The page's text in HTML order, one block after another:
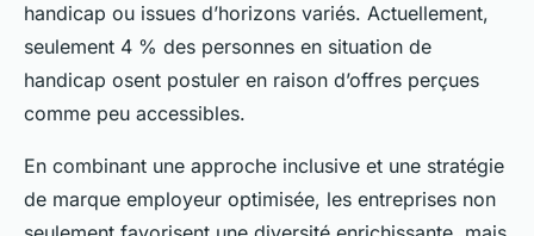
handicap ou issues d’horizons variés. Actuellement,
seulement 4 % des personnes en situation de
handicap osent postuler en raison d’offres perçues
comme peu accessibles.
En combinant une approche inclusive et une stratégie
de marque employeur optimisée, les entreprises non